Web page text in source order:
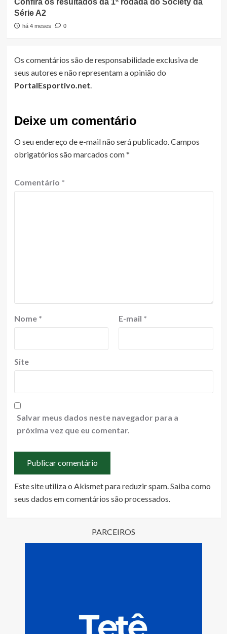
Série A2
há 4 meses 0
Os comentários são de responsabilidade exclusiva de
seus autores e não representam a opinião do
PortalEsportivo.net
Deixe um comentário
O seu endereço de e-mail não será publicado. Campos
obrigatórios são marcados com*
Comentário *
Nome * E-mail *
Site
Salvar meus dados neste navegador para a
próxima vez que eu comentar.
Este site utiliza o Akismet para reduzir spam. Saiba como
seus dados em comentários são processados
PARCEIROS